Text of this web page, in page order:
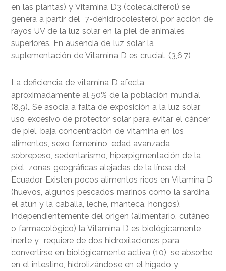
en las plantas) y Vitamina D3 (colecalciferol) se
genera a partir del 7-dehidrocolesterol por acción de
rayos UV de la luz solar en la piel de animales
superiores. En ausencia de luz solar la
suplementación de Vitamina D es crucial. (3,6,7)
La deficiencia de vitamina D afecta
aproximadamente al 50% de la población mundial
(8,9). Se asocia a falta de exposición a la luz solar,
uso excesivo de protector solar para evitar el cáncer
de piel, baja concentración de vitamina en los
alimentos, sexo femenino, edad avanzada,
sobrepeso, sedentarismo, hiperpigmentación de la
piel, zonas geográficas alejadas de la línea del
Ecuador. Existen pocos alimentos ricos en Vitamina D
(huevos, algunos pescados marinos como la sardina,
el atún y la caballa, leche, manteca, hongos).
Independientemente del origen (alimentario, cutáneo
o farmacológico) la Vitamina D es biológicamente
inerte y requiere de dos hidroxilaciones para
convertirse en biológicamente activa (10), se absorbe
en el intestino, hidrolizándose en el hígado y